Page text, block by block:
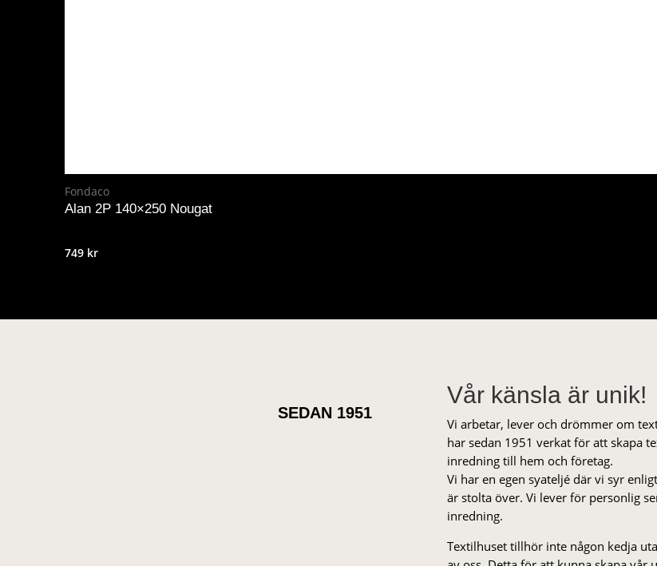
Fondaco
Alan 2P 140×250 Nougat
749 kr
SEDAN 1951
Vår känsla är unik!
Vi arbetar, lever och drömmer om
har sedan 1951 verkat för att skapa
inredning till hem och företag.
Vi har en egen syateljé där vi syr
är stolta över. Vi lever för personlig
inredning.
Textilhuset tillhör inte någon kedja